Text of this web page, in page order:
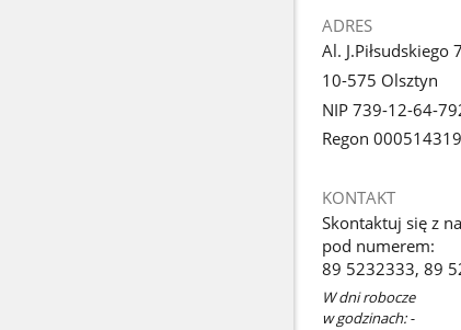
ADRES
Al. J.Piłsudskiego
10-575 Olsztyn
NIP 739-12-64-
Regon 000514319
KONTAKT
Skontaktuj się z
pod numerem:
89 5232333, 89
W dni robocze
w godzinach: -